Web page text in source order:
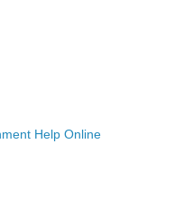
Help Online